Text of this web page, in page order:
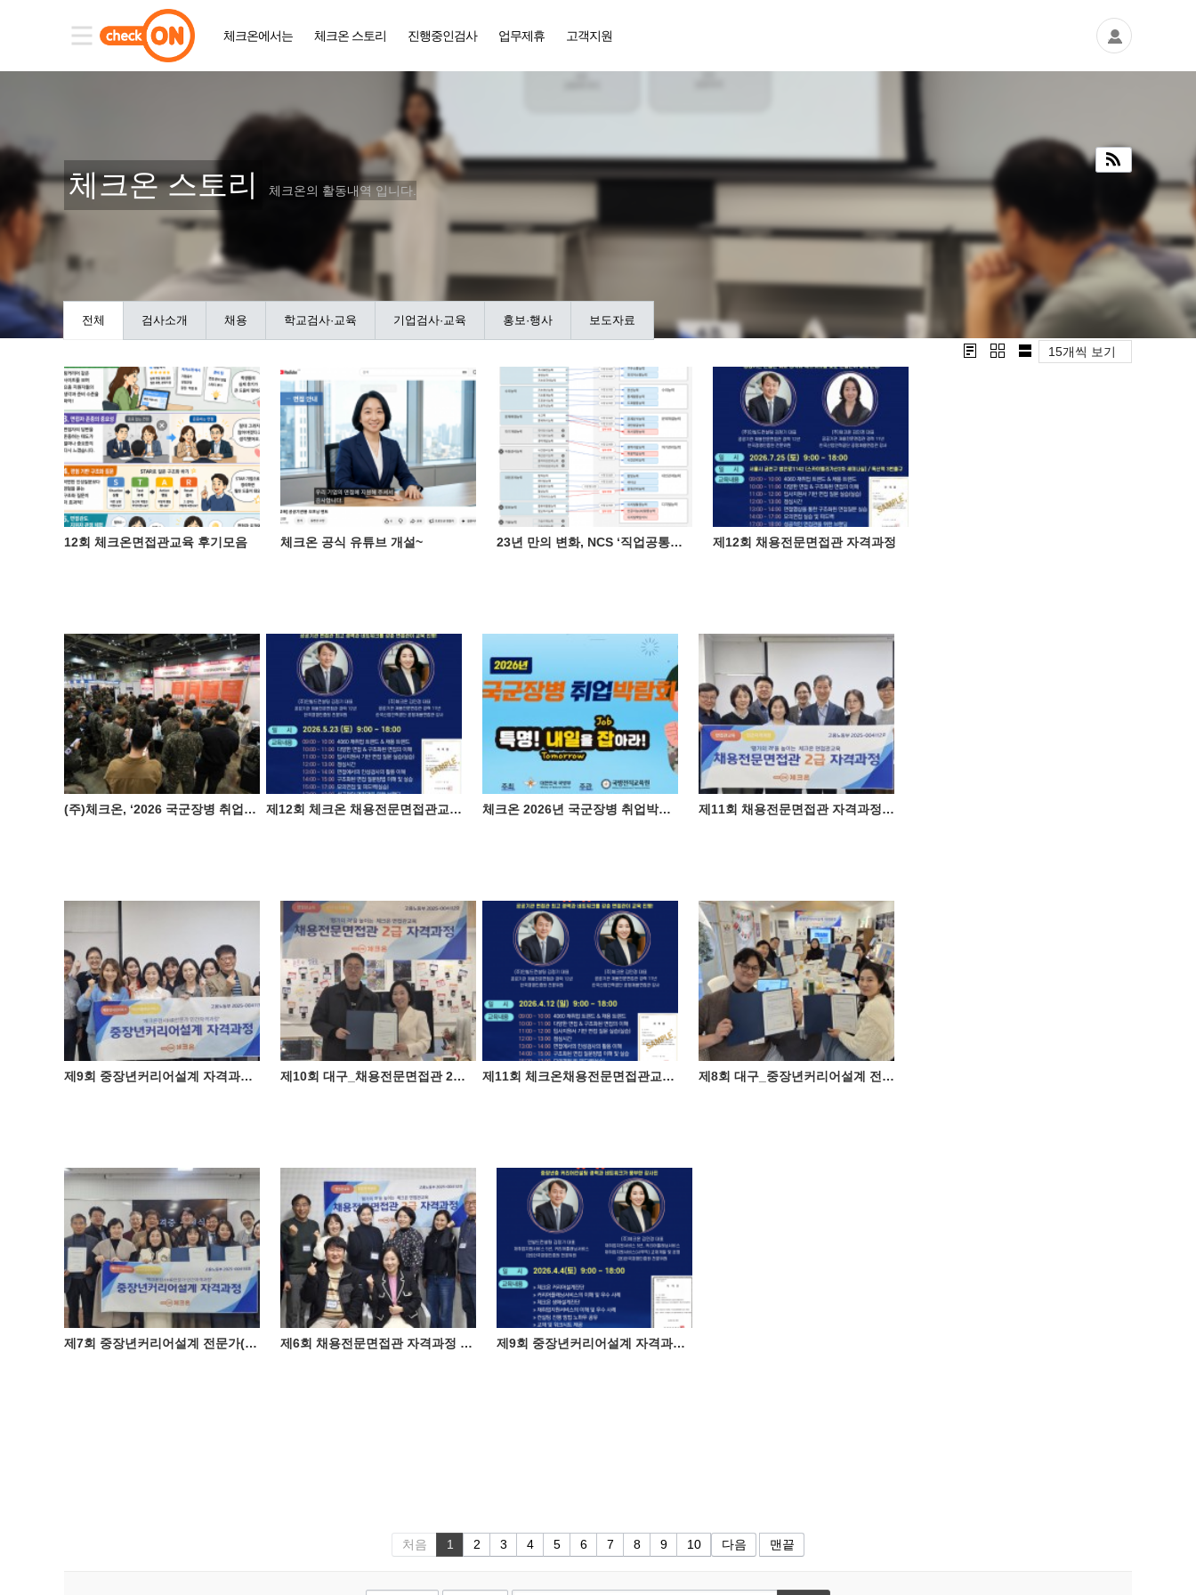
체크온에서는 체크온 스토리 진행중인검사 업무제휴 고객지원
체크온 스토리 체크온의 활동내역 입니다.
전체 검사소개 채용 학교검사·교육 기업검사·교육 홍보·행사 보도자료
15개씩 보기
12회 체크온면접관교육 후기모음 체크온 공식 유튜브 개설~ 23년 만의 변화, NCS ‘직업공통능력’으로 개편 제12회 채용전문면접관 자격과정
(주)체크온, ‘2026 국군장병 취업박람회' 성료 ♥ 제12회 체크온 채용전문면접관교육 민간자격과정 체크온 2026년 국군장병 취업박람회 참가 제11회 채용전문면접관 자격과정 성료 ♥
제9회 중장년커리어설계 자격과정 성료 ♥ 제10회 대구_채용전문면접관 2급 자격과정 성료 ♥ 제11회 체크온채용전문면접관교육 민간자격과정 제8회 대구_중장년커리어설계 전문가(체크온검사HR전문가) 자격과정 성료
제7회 중장년커리어설계 전문가(체크온검사HR전문가) 자격과정 성료 제6회 채용전문면접관 자격과정 성료 제9회 중장년커리어설계 자격과정(4월 4일)
처음 1 2 3 4 5 6 7 8 9 10 다음 맨끝